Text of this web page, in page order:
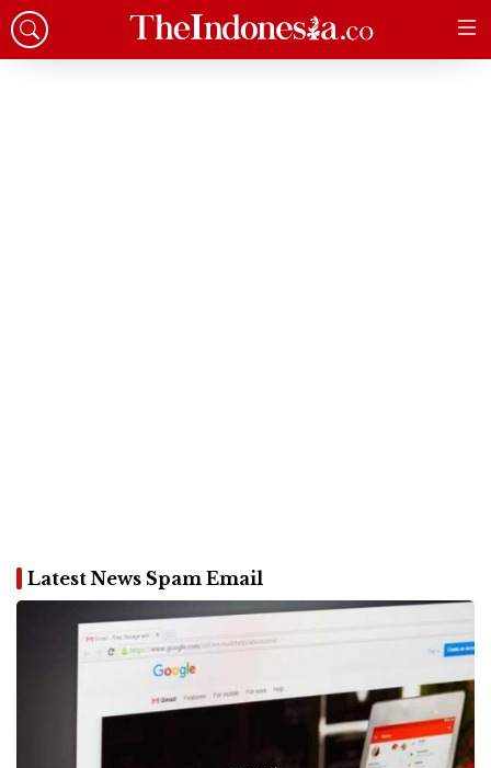
Latest News Spam Email